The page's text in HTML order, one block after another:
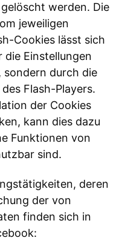
werden. Die
jeweiligen
Cookies lässt sich
die Einstellungen
sondern durch die
Flash-Players.
der Cookies
kann dies dazu
Funktionen von
sind.
deren
der von
finden sich in